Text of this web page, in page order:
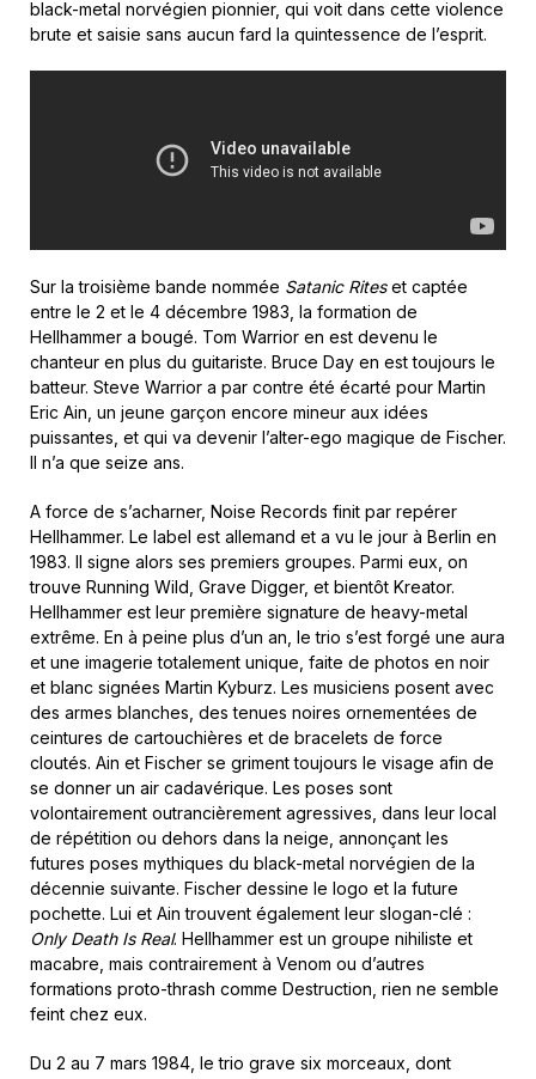
black-metal norvégien pionnier, qui voit dans cette violence
brute et saisie sans aucun fard la quintessence de l’esprit.
Sur la troisième bande nommée Satanic Riteset captée
entre le 2 et le 4 décembre 1983, la formation de
Hellhammer a bougé. Tom Warrior en est devenu le
chanteur en plus du guitariste. Bruce Day en est toujours le
batteur. Steve Warrior a par contre été écarté pour Martin
Eric Ain, un jeune garçon encore mineur aux idées
puissantes, et qui va devenir l’alter-ego magique de Fischer.
Il n’a que seize ans.
A force de s’acharner, Noise Records finit par repérer
Hellhammer. Le label est allemand et a vu le jour à Berlin en
1983. Il signe alors ses premiers groupes. Parmi eux, on
trouve Running Wild, Grave Digger, et bientôt Kreator.
Hellhammer est leur première signature de heavy-metal
extrême. En à peine plus d’un an, le trio s’est forgé une aura
et une imagerie totalement unique, faite de photos en noir
et blanc signées Martin Kyburz. Les musiciens posent avec
des armes blanches, des tenues noires ornementées de
ceintures de cartouchières et de bracelets de force
cloutés. Ain et Fischer se griment toujours le visage afin de
se donner un air cadavérique. Les poses sont
volontairement outrancièrement agressives, dans leur local
de répétition ou dehors dans la neige, annonçant les
futures poses mythiques du black-metal norvégien de la
décennie suivante. Fischer dessine le logo et la future
pochette. Lui et Ain trouvent également leur slogan-clé :
Only Death Is Real. Hellhammer est un groupe nihiliste et
macabre, mais contrairement à Venom ou d’autres
formations proto-thrash comme Destruction, rien ne semble
feint chez eux.
Du 2 au 7 mars 1984, le trio grave six morceaux, dont